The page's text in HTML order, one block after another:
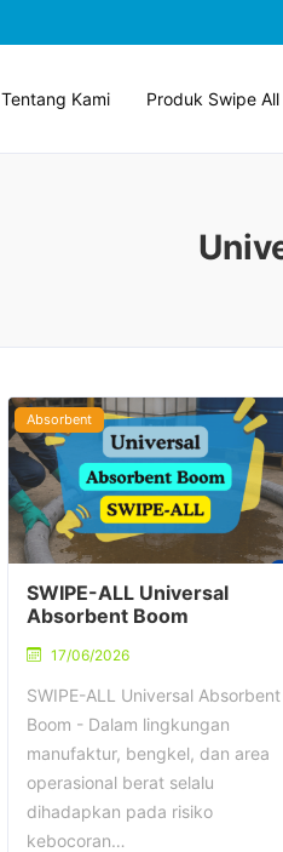
Tentang Kami Produk Swipe All
Absorbent
SWIPE-ALL Universal
Absorbent Boom
17/06/2026
SWIPE-ALL Universal Absorbent
Boom - Dalam lingkungan
manufaktur, bengkel, dan area
operasional berat selalu
dihadapkan pada risiko
kebocoran…